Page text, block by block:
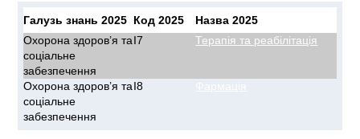
Галузь знань 2025 Код 2025
Назва 2025
Охорона здоров’я та
соціальне
забезпечення
I7 Терапія та реабілітація
Охорона здоров’я та
соціальне
забезпечення
I8